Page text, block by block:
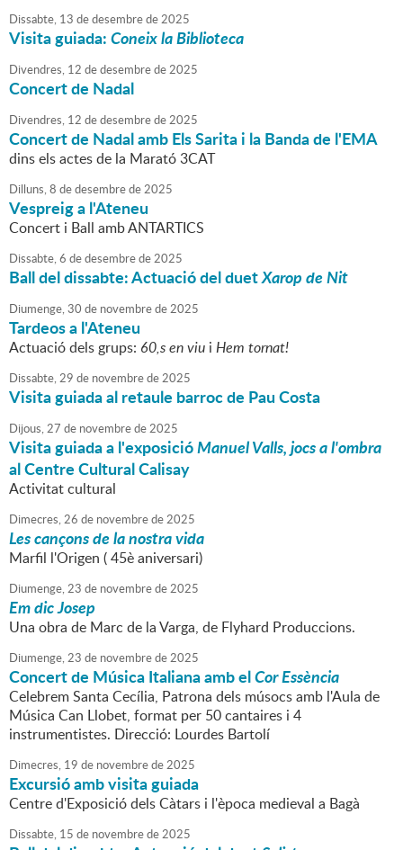
Dissabte, 13 dedesembrede2025
Visita guiada:Coneix la Biblioteca
Divendres, 12 dedesembrede2025
Concert de Nadal
Divendres, 12 dedesembrede2025
Concert de Nadal amb Els Sarita i la Banda de l'EMA
dins els actes de la Marató 3CAT
Dilluns,8 dedesembrede2025
Vespreig a l'Ateneu
Concert i Ball amb ANTARTICS
Dissabte,6 dedesembrede2025
Ball del dissabte: Actuació del duetXarop de Nit
Diumenge,30 de novembrede2025
Tardeos a l'Ateneu
Actuació dels grups: 60,s en viu i Hem tornat!
Dissabte,29 de novembrede2025
Visita guiada al retaule barroc de Pau Costa
Dijous,27 de novembrede2025
Visita guiada a l'exposicióManuel Valls, jocs a l'ombra
al Centre Cultural Calisay
Activitat cultural
Dimecres,26 de novembrede2025
Les cançons de la nostra vida
Marfil l'Origen ( 45è aniversari)
Diumenge,23 de novembrede2025
Em dic Josep
Una obra de Marc de la Varga, de Flyhard Produccions.
Diumenge,23 de novembrede2025
Concert de Música Italiana amb elCor Essència
Celebrem Santa Cecília, Patrona dels músocs amb l'Aula de
Música Can Llobet, format per 50 cantaires i 4
instrumentistes. Direcció: Lourdes Bartolí
Dimecres, 19 de novembrede2025
Excursió amb visita guiada
Centre d'Exposició dels Càtars i l'època medieval a Bagà
Dissabte, 15 de novembrede2025